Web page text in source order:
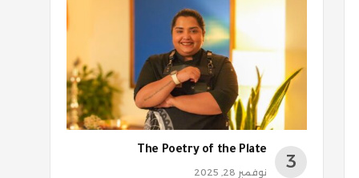
The Poetry of the Plate
نوفمبر 28, 2025